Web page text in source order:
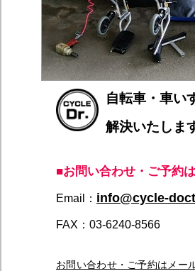
自転車・車い
解決いたしま
■お問い合わせ・ご予約は
Email： info@cycle-
FAX：03-6240-8566
お問い合わせ・ご予約はメー